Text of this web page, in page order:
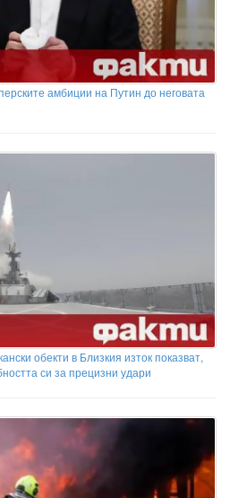
амбиции на Путин до неговата
обекти в Близкия изток показват,
си за прецизни удари